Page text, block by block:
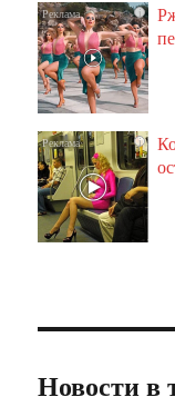
i
i
Новости в